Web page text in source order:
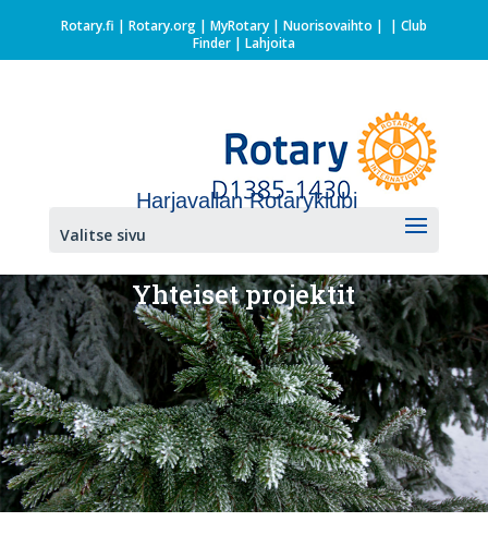
Rotary.fi | Rotary.org| MyRotary | Nuorisovaihto | | Club
Finder| Lahjoita
Harjavallan Rotaryklubi
Valitse sivu
Yhteiset projektit